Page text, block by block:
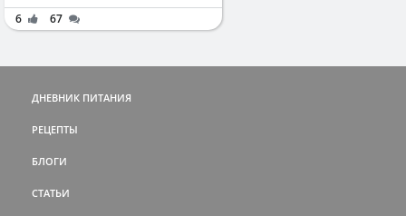
6 67
ДНЕВНИК ПИТАНИЯ
РЕЦЕПТЫ
БЛОГИ
СТАТЬИ